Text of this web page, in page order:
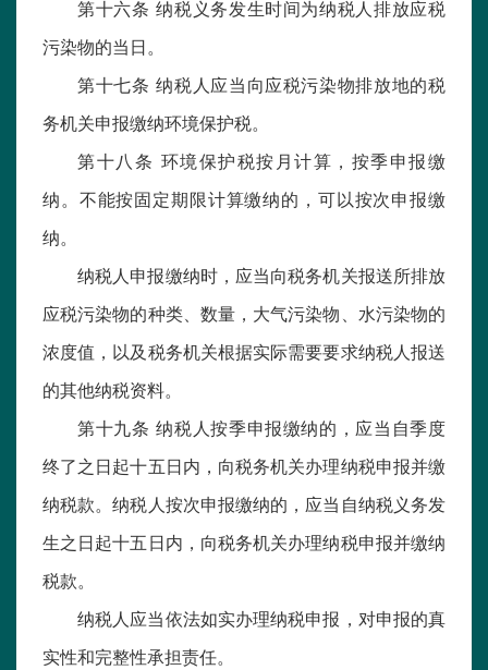
第十六条 纳税义务发生时间为纳税人排放应税
污染物的当日。
第十七条 纳税人应当向应税污染物排放地的税
务机关申报缴纳环境保护税。
第十八条 环境保护税按月计算，按季申报缴
纳。不能按固定期限计算缴纳的，可以按次申报缴
纳。
纳税人申报缴纳时，应当向税务机关报送所排放
应税污染物的种类、数量，大气污染物、水污染物的
浓度值，以及税务机关根据实际需要要求纳税人报送
的其他纳税资料。
第十九条 纳税人按季申报缴纳的，应当自季度
终了之日起十五日内，向税务机关办理纳税申报并缴
纳税款。纳税人按次申报缴纳的，应当自纳税义务发
生之日起十五日内，向税务机关办理纳税申报并缴纳
税款。
纳税人应当依法如实办理纳税申报，对申报的真
实性和完整性承担责任。